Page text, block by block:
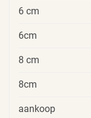
6 cm
6cm
8 cm
8cm
aankoop